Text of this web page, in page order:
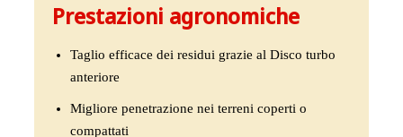
Prestazioni agronomiche
Taglio efficace dei residui grazie al Disco turbo
anteriore
Migliore penetrazione nei terreni coperti o
compattati